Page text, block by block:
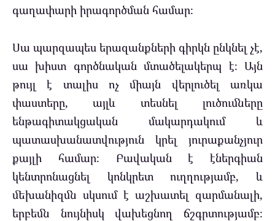
գաղափարի իրագործման համար։
Սա պարզապես երազանքների գիրկն ընկնել չէ,
սա խիստ գործնական մտածելակերպ է։ Այն
թույլ է տալիս ոչ միայն վերլուծել առկա
փաստերը, այլև տեսնել լուծումները
ենթագիտակցական մակարդակում և
պատասխանատվություն կրել յուրաքանչյուր
քայլի համար։ Բավական է էներգիան
կենտրոնացնել կոնկրետ ուղղությամբ, և
մեխանիզմն սկսում է աշխատել զարմանալի,
երբեմն նույնիսկ վախեցնող ճշգրտությամբ։